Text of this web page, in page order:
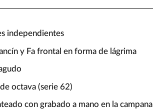
independientes
y Fa frontal en forma de lágrima
octava (serie 62)
con grabado a mano en la campana